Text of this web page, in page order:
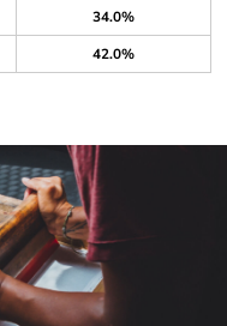
34.0%
42.0%